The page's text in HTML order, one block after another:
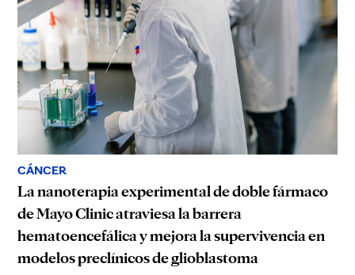
CÁNCER
La nanoterapia experimental de doble fármaco
de Mayo Clinic atraviesa la barrera
hematoencefálica y mejora la supervivencia en
modelos preclínicos de glioblastoma